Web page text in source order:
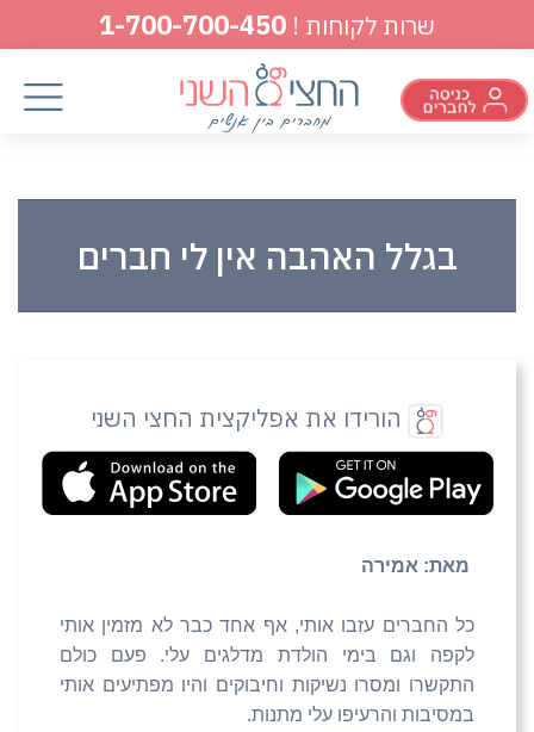
שרות לקוחות ! 1-700-700-450
בגלל האהבה אין לי חברים
הורידו את אפליקצית החצי השני
מאת: אמירה
כל החברים עזבו אותי, אף אחד כבר לא מזמין אותי
לקפה וגם בימי הולדת מדלגים עלי. פעם כולם
התקשרו ומסרו נשיקות וחיבוקים והיו מפתיעים אותי
במסיבות והרעיפו עלי מתנות.